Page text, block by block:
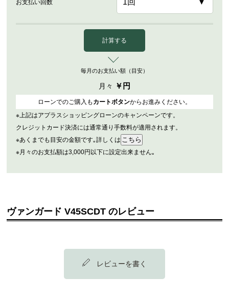
お支払い回数
計算する
毎月のお支払い額（目安）
月々 ￥ 円
ローンでのご購入も カートボタンからお進みください。
※上記はアプラスショッピングローンのキャンペーンです。
クレジットカード決済には通常通り手数料が適用されます。
※あくまでも目安の金額です｡詳しくは
※月々のお支払額は3,000円以下に設定出来ません｡
ヴァンガード V45SCDT のレビュー
レビューを書く